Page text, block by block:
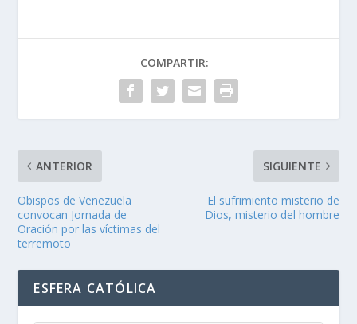
COMPARTIR:
ANTERIOR
Obispos de Venezuela
convocan Jornada de
Oración por las víctimas del
terremoto
SIGUIENTE
El sufrimiento misterio de
Dios, misterio del hombre
ESFERA CATÓLICA